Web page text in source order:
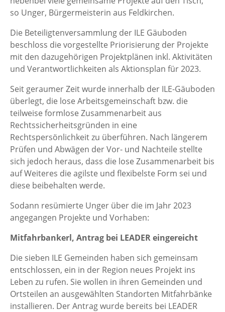
so Unger, Bürgermeisterin aus Feldkirchen.
Die Beteiligtenversammlung der ILE Gäuboden
beschloss die vorgestellte Priorisierung der Projekte
mit den dazugehörigen Projektplänen inkl. Aktivitäten
und Verantwortlichkeiten als Aktionsplan für 2023.
Seit geraumer Zeit wurde innerhalb der ILE-Gäuboden
überlegt, die lose Arbeitsgemeinschaft bzw. die
teilweise formlose Zusammenarbeit aus
Rechtssicherheitsgründen in eine
Rechtspersönlichkeit zu überführen. Nach längerem
Prüfen und Abwägen der Vor- und Nachteile stellte
sich jedoch heraus, dass die lose Zusammenarbeit bis
auf Weiteres die agilste und flexibelste Form sei und
diese beibehalten werde.
Sodann resümierte Unger über die im Jahr 2023
angegangen Projekte und Vorhaben:
Mitfahrbankerl, Antrag bei LEADER eingereicht
Die sieben ILE Gemeinden haben sich gemeinsam
entschlossen, ein in der Region neues Projekt ins
Leben zu rufen. Sie wollen in ihren Gemeinden und
Ortsteilen an ausgewählten Standorten Mitfahrbänke
installieren. Der Antrag wurde bereits bei LEADER